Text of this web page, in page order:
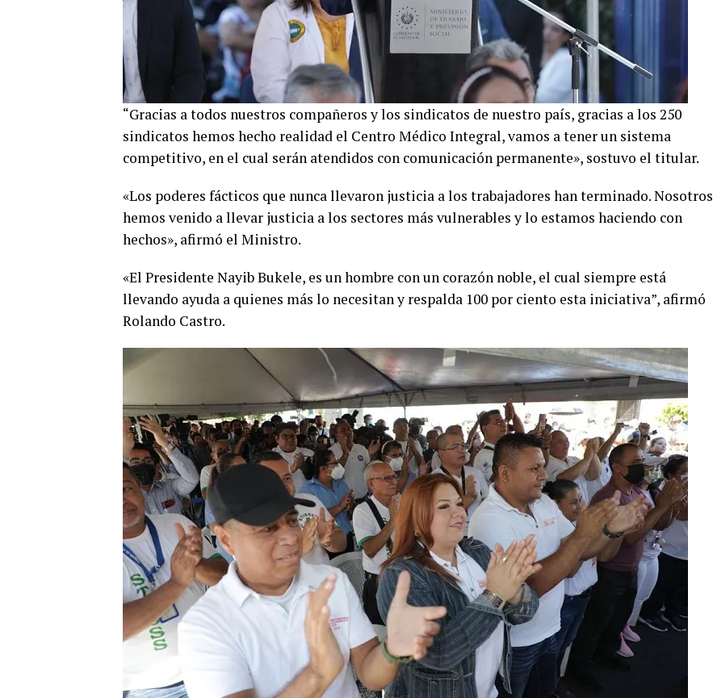
“Gracias a todos nuestros compañeros y los sindicatos de nuestro país, gracias a los 250
sindicatos hemos hecho realidad el Centro Médico Integral, vamos a tener un sistema
competitivo, en el cual serán atendidos con comunicación permanente», sostuvo el titular.
«Los poderes fácticos que nunca llevaron justicia a los trabajadores han terminado. Nosotros
hemos venido a llevar justicia a los sectores más vulnerables y lo estamos haciendo con
hechos», afirmó el Ministro.
«El Presidente Nayib Bukele, es un hombre con un corazón noble, el cual siempre está
llevando ayuda a quienes más lo necesitan y respalda 100 por ciento esta iniciativa”, afirmó
Rolando Castro.